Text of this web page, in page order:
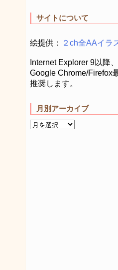
サイトについて
絵提供： ２ch全AAイラ
Internet Explorer 9以降、
Google Chrome/Firefox
推奨します。
月別アーカイブ